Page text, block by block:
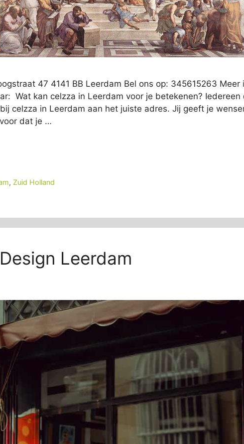
47 4141 BB Leerdam Bel ons op: 345615263 Meer
Wat kan celzza in Leerdam voor je betekenen? Iedereen
celzza in Leerdam aan het juiste adres. Jij geeft je
dat je …
, Zuid Holland
Leerdam